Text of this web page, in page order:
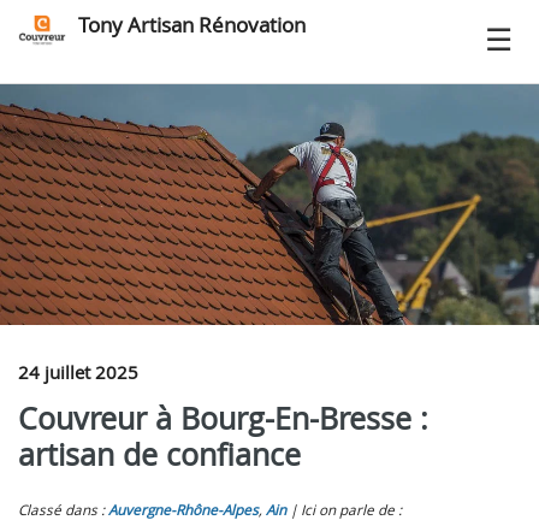
Tony Artisan Rénovation
24 juillet 2025
Couvreur à Bourg-En-Bresse :
artisan de confiance
Classé dans :Auvergne-Rhône-Alpes, Ain Ici on parle de :